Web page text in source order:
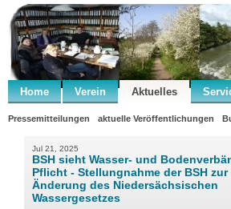
Home Verein Aktuelles
Pressemitteilungen aktuelle Veröffentlichungen
Jul 21, 2025
BSH sieht Wasser- und
Pflicht - Stellungnahme der BSH
Änderung des Niedersächsischen
Wassergesetzes